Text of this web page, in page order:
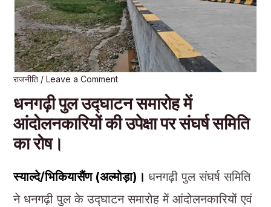
राजनीति/ Leave a Comment
धनगढ़ी पुल उद्घाटन समारोह में
आंदोलनकारियों की उपेक्षा पर संघर्ष समिति
का रोष।
स्याल्दे/भिकियासैंण (अल्मोड़ा)। धनगढ़ी पुल संघर्ष समिति
ने धनगढ़ी पुल के उद्घाटन समारोह में आंदोलनकारियों एवं